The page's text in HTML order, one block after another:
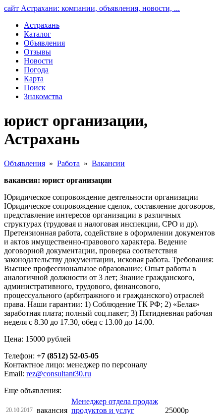
сайт Астрахани: компании, объявления, новости, ...
Астрахань
Каталог
Объявления
Отзывы
Новости
Погода
Карта
Поиск
Знакомства
юрист организации,
Астрахань
Объявления » Работа » Вакансии
вакансия: юрист организации
Юридическое сопровождение деятельности организации
Юридическое сопровождение сделок, составление договоров,
представление интересов организации в различных
структурах (трудовая и налоговая инспекции, СРО и др).
Претензионная работа, содействие в оформлении документов
и актов имущественно-правового характера. Ведение
договорной документации, проверка соответствия
законодательству документации, исковая работа. Требования:
Высшее профессиональное образование; Опыт работы в
аналогичной должности от 3 лет; Знание гражданского,
административного, трудового, финансового,
процессуального (арбитражного и гражданского) отраслей
права. Наши гарантии: 1) Соблюдение ТК РФ; 2) «Белая»
заработная плата; полный соц.пакет; 3) Пятидневная рабочая
неделя с 8.30 до 17.30, обед с 13.00 до 14.00.
Цена: 15000 рублей
Телефон: +7 (8512) 52-05-05
Контактное лицо: менеджер по персоналу
Email: rez@consultant30.ru
Еще объявления:
20.10.2017 вакансия
Менеджер отдела продаж
продуктов и услуг
25000р